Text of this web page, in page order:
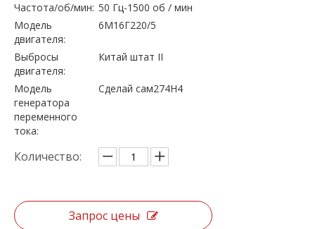
Частота/об/мин: 50 Гц-1500 об / мин
Модель
двигателя:
6М16Г220/5
Выбросы
двигателя:
Китай штат II
Модель
генератора
переменного
тока:
Сделай сам274H4
Количество:
Запрос цены